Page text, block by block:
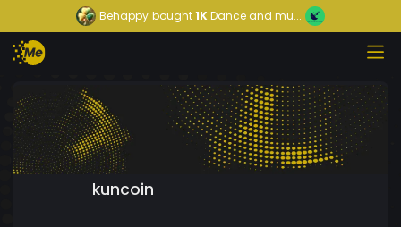
Behappy bought1KDance and mu...
kuncoin